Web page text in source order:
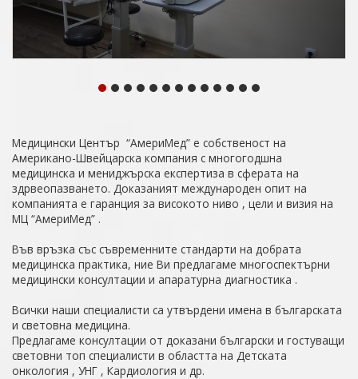
Медицински Център “АмериМед” е собственост на
Американо-Швейцарска компания с многогодшна
медицинска и мениджърска експертиза в сферата на
здрвеопазването. Доказаният международен опит на
компанията е гаранция за високото ниво , цели и визия на
МЦ “АмериМед” .
Във връзка със съвременните стандарти на добрата
медицинска практика, ние Ви предлагаме многоспектърни
медицински консултации и апаратурна диагностика .
Всички наши специалисти са утвърдени имена в българската
и световна медицина.
Предлагаме консултации от доказани български и гостуващи
световни топ специалисти в областта на Детската
онкология , УНГ , Кардиология и др.